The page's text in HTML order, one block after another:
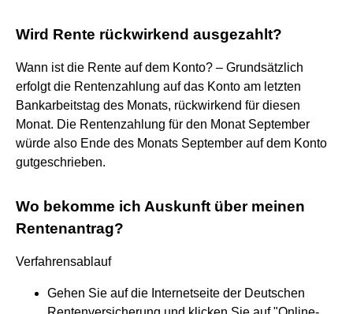
Wird Rente rückwirkend ausgezahlt?
Wann ist die Rente auf dem Konto? – Grundsätzlich
erfolgt die Rentenzahlung auf das Konto am letzten
Bankarbeitstag des Monats, rückwirkend für diesen
Monat. Die Rentenzahlung für den Monat September
würde also Ende des Monats September auf dem Konto
gutgeschrieben.
Wo bekomme ich Auskunft über meinen
Rentenantrag?
Verfahrensablauf
Gehen Sie auf die Internetseite der Deutschen